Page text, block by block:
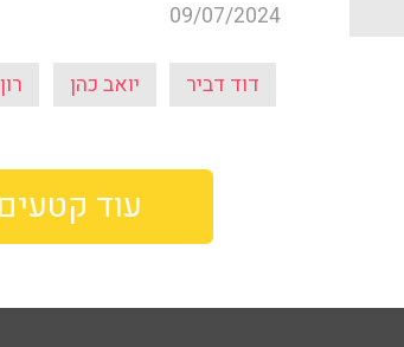
09/07/2024
דוד דביר יואב כהן
עוד קטעים